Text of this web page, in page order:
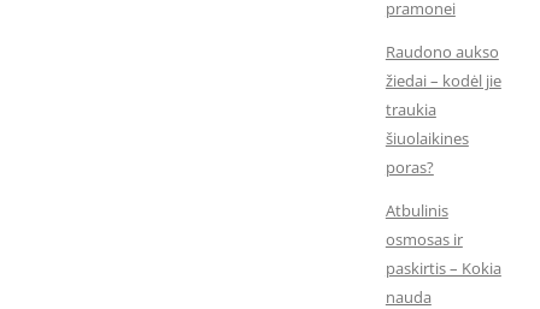
pramonei
Raudono aukso
žiedai – kodėl jie
traukia
šiuolaikines
poras?
Atbulinis
osmosas ir
paskirtis – Kokia
nauda